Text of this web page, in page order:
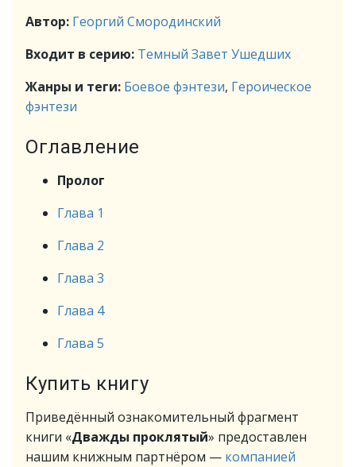
Автор: Георгий Смородинский
Входит в серию: Темный Завет Ушедших
Жанры и теги: Боевое фэнтези, Героическое
фэнтези
Оглавление
Пролог
Глава 1
Глава 2
Глава 3
Глава 4
Глава 5
Купить книгу
Приведённый ознакомительный фрагмент
книги «Дважды проклятый» предоставлен
нашим книжным партнёром — компанией